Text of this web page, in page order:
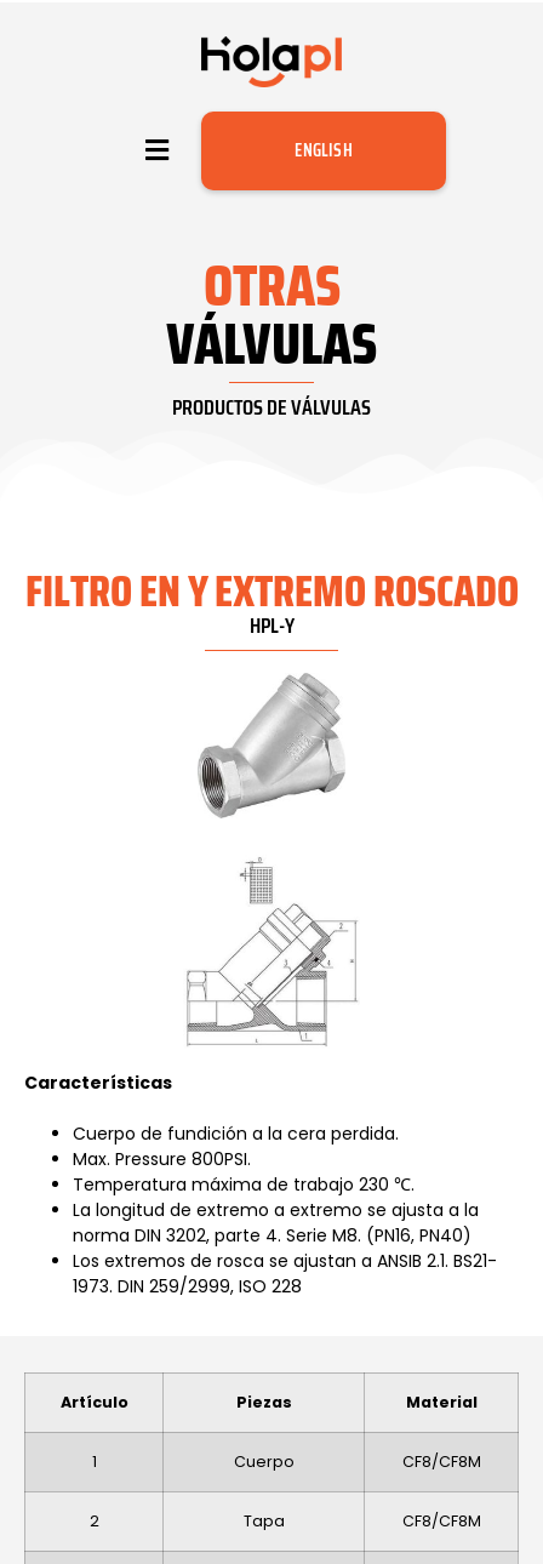
ENGLISH
OTRAS
VÁLVULAS
PRODUCTOS DE VÁLVULAS
FILTRO EN Y EXTREMO ROSCADO
HPL-Y
Características
Cuerpo de fundición a la cera perdida.
Max. Pressure 800PSI.
Temperatura máxima de trabajo 230 ℃.
La longitud de extremo a extremo se ajusta a la
norma DIN 3202, parte 4. Serie M8. (PN16, PN40)
Los extremos de rosca se ajustan a ANSIB 2.1. BS21-
1973. DIN 259/2999, ISO 228
Artículo Piezas Material
1 Cuerpo CF8/CF8M
2 Tapa CF8/CF8M